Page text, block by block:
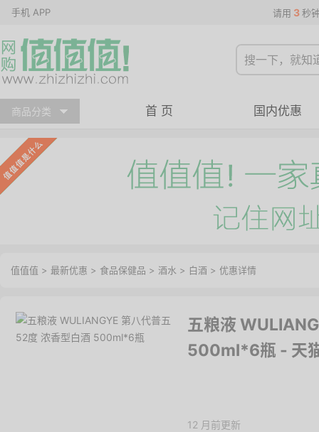
手机 APP 请用 3 秒
商品分类 首 页 国内优惠
值值值 > 最新优惠 > 食品保健品 > 酒水 > 白酒 > 优惠详情
五粮液
500ml*6瓶 - 天
12 月前更新